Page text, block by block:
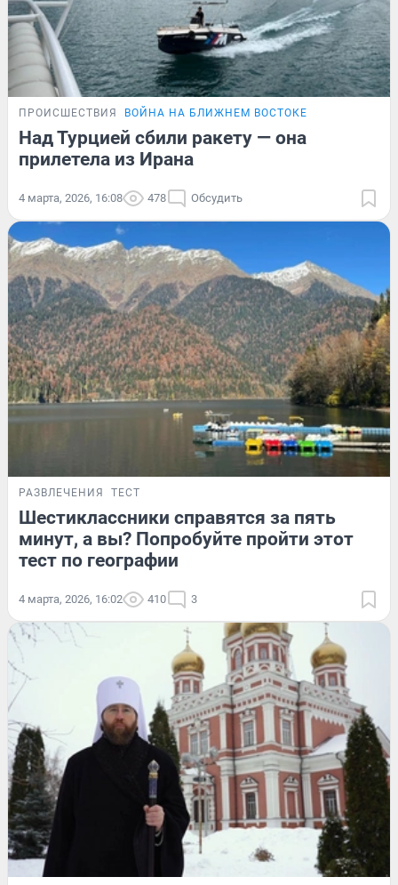
ПРОИСШЕСТВИЯ ВОЙНА НА БЛИЖНЕМ ВОСТОКЕ
Над Турцией сбили ракету — она
прилетела из Ирана
4 марта, 2026, 16:08 478 Обсудить
РАЗВЛЕЧЕНИЯ ТЕСТ
Шестиклассники справятся за пять
минут, а вы? Попробуйте пройти этот
тест по географии
4 марта, 2026, 16:02 410 3